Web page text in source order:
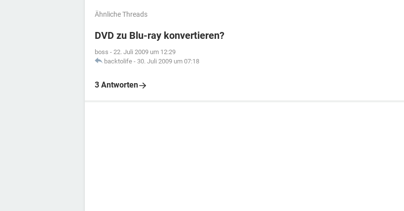
Ähnliche Threads
DVD zu Blu-ray konvertieren?
boss - 22. Juli 2009 um 12:29
backtolife - 30. Juli 2009 um 07:18
3 Antworten